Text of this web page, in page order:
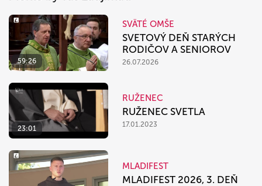
59:26
SVÄTÉ OMŠE
SVETOVÝ DEŇ STARÝCH
RODIČOV A SENIOROV
26.07.2026
23:01
RUŽENEC
RUŽENEC SVETLA
17.01.2023
MLADIFEST
MLADIFEST 2026, 3. DEŇ